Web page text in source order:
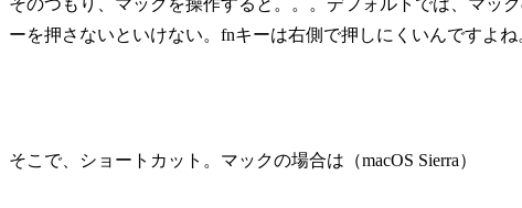
そのつもり、マックを操作すると。。。デフォルトでは、マッ
ーを押さないといけない。fnキーは右側で押しにくいんですよね
そこで、ショートカット。マックの場合は（macOS Sierra）